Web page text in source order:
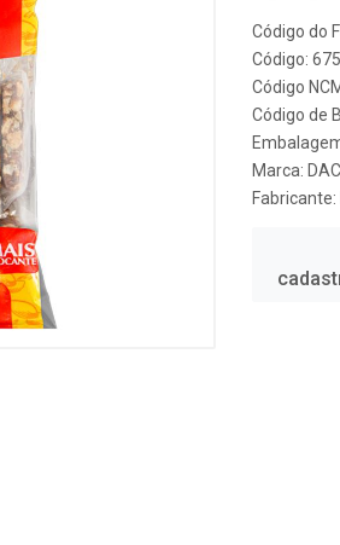
Código do
Código:
Código
Código de
Marca:
Fabricante: